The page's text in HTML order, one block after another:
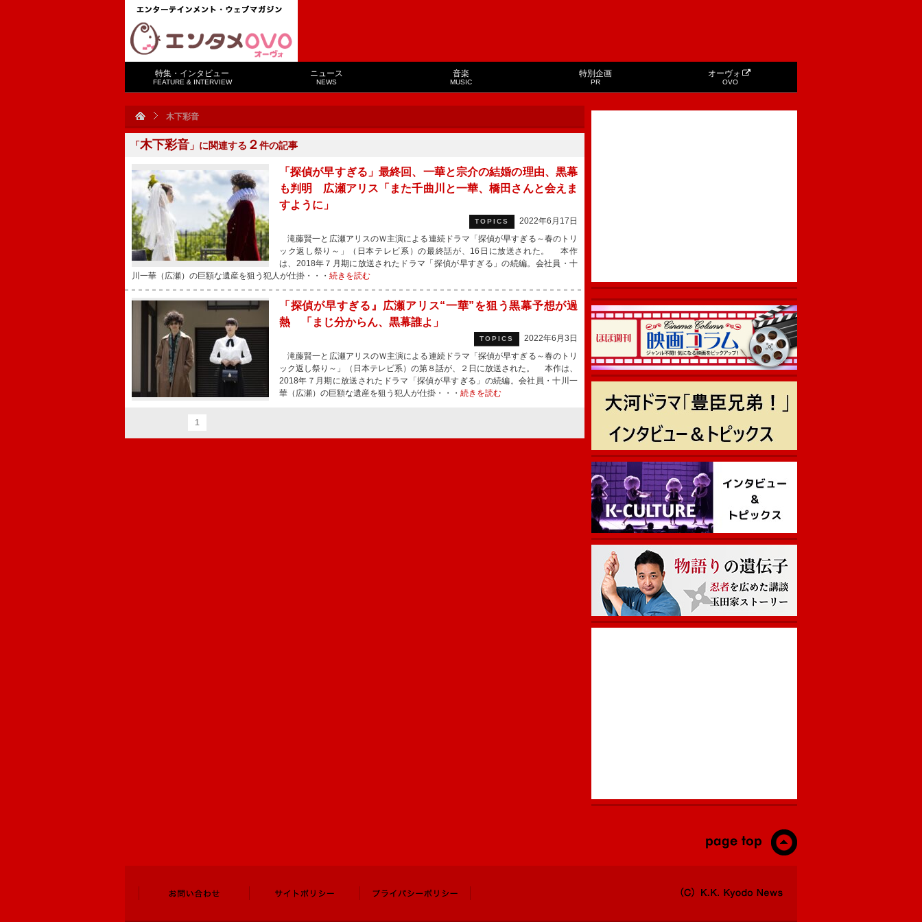
特集・インタビュー
FEATURE & INTERVIEW
ニュース
NEWS
音楽
MUSIC
特別企画
PR
オーヴォ
OVO
木下彩音
「木下彩音 」に関連する ２件の記事
「探偵が早すぎる」最終回、一華と宗介の結婚の理由、黒幕
も判明 広瀬アリス「また千曲川と一華、橋田さんと会えま
すように」
TOPICS
2022年6月17日
滝藤賢一と広瀬アリスのＷ主演による連続ドラマ「探偵が早すぎる～春のトリ
ック返し祭り～」（日本テレビ系）の最終話が、16日に放送された。 本作
は、2018年７月期に放送されたドラマ「探偵が早すぎる」の続編。会社員・十
川一華（広瀬）の巨額な遺産を狙う犯人が仕掛・・・ 続きを読む
「探偵が早すぎる』広瀬アリス“一華”を狙う黒幕予想が過
熱 「まじ分からん、黒幕誰よ」
TOPICS
2022年6月3日
滝藤賢一と広瀬アリスのＷ主演による連続ドラマ「探偵が早すぎる～春のトリ
ック返し祭り～」（日本テレビ系）の第８話が、２日に放送された。 本作は、
2018年７月期に放送されたドラマ「探偵が早すぎる」の続編。会社員・十川一
華（広瀬）の巨額な遺産を狙う犯人が仕掛・・・ 続きを読む
1